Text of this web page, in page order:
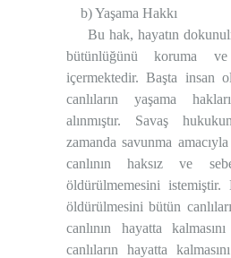
b) Yaşama Hakkı
Bu hak, hayatın
bütünlüğünü koruma ve
içermektedir. Başta insan
canlıların yaşama
alınmıştır. Savaş
zamanda savunma
canlının haksız ve
öldürülmemesini istemiştir.
öldürülmesini bütün
canlının hayatta
canlıların hayatta